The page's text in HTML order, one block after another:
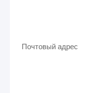
Почтовый адрес